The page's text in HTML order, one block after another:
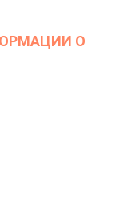
О